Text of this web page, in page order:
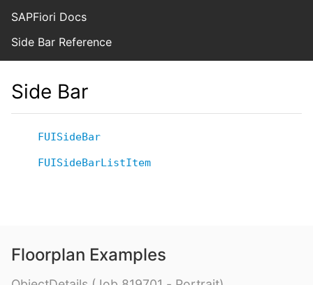
SAPFiori Docs
Side Bar Reference
Side Bar
FUISideBar
FUISideBarListItem
Floorplan Examples